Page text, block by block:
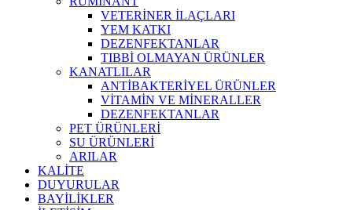
VETERİNER İLAÇLARI
YEM KATKI
DEZENFEKTANLAR
TIBBİ OLMAYAN ÜRÜNLER
KANATLILAR
ANTİBAKTERİYEL ÜRÜNLER
VİTAMİN VE MİNERALLER
DEZENFEKTANLAR
PET ÜRÜNLERİ
SU ÜRÜNLERİ
ARILAR
KALİTE
DUYURULAR
BAYİLİKLER